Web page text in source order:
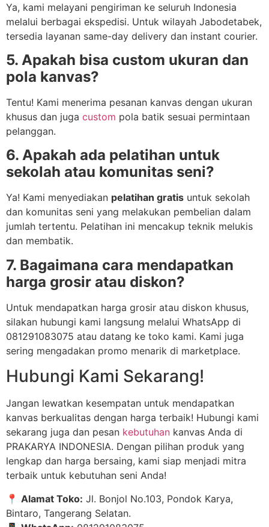
Ya, kami melayani pengiriman ke seluruh Indonesia
melalui berbagai ekspedisi. Untuk wilayah Jabodetabek,
tersedia layanan same-day delivery dan instant courier.
5. Apakah bisa custom ukuran dan
pola kanvas?
Tentu! Kami menerima pesanan kanvas dengan ukuran
khusus dan juga custom pola batik sesuai permintaan
pelanggan.
6. Apakah ada pelatihan untuk
sekolah atau komunitas seni?
Ya! Kami menyediakan pelatihan gratis untuk sekolah
dan komunitas seni yang melakukan pembelian dalam
jumlah tertentu. Pelatihan ini mencakup teknik melukis
dan membatik.
7. Bagaimana cara mendapatkan
harga grosir atau diskon?
Untuk mendapatkan harga grosir atau diskon khusus,
silakan hubungi kami langsung melalui WhatsApp di
081291083075 atau datang ke toko kami. Kami juga
sering mengadakan promo menarik di marketplace.
Hubungi Kami Sekarang!
Jangan lewatkan kesempatan untuk mendapatkan
kanvas berkualitas dengan harga terbaik! Hubungi kami
sekarang juga dan pesan kebutuhan kanvas Anda di
PRAKARYA INDONESIA. Dengan pilihan produk yang
lengkap dan harga bersaing, kami siap menjadi mitra
terbaik untuk kebutuhan seni Anda!
📍 Alamat Toko: Jl. Bonjol No.103, Pondok Karya,
Bintaro, Tangerang Selatan.